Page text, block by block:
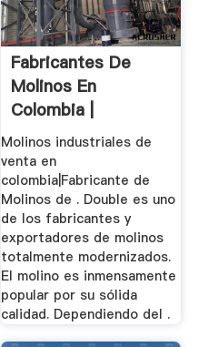
Fabricantes De
Molinos En
Colombia |
Trituradora Y
Molinos
Molinos industriales de
venta en
colombia|Fabricante de
Molinos de . Double es uno
de los fabricantes y
exportadores de molinos
totalmente modernizados.
El molino es inmensamente
popular por su sólida
calidad. Dependiendo del .